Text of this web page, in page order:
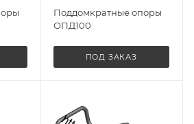
Поддомкратные опоры
ОПД100
ПОД ЗАКАЗ